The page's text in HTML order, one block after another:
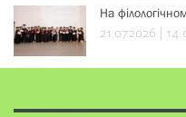
На
21.07.2026 |